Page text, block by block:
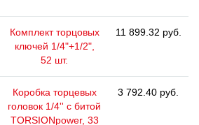
Комплект торцовых
ключей 1/4"+1/2",
52 шт.
11 899.32 руб.
Коробка торцевых
головок 1/4'' с битой
TORSIONpower, 33
3 792.40 руб.